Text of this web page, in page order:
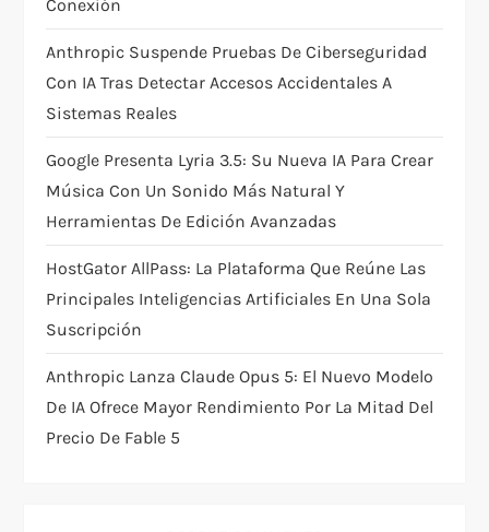
o
n
Conexión
Anthropic Suspende Pruebas De Ciberseguridad
Con IA Tras Detectar Accesos Accidentales A
Sistemas Reales
Google Presenta Lyria 3.5: Su Nueva IA Para Crear
Música Con Un Sonido Más Natural Y
Herramientas De Edición Avanzadas
HostGator AllPass: La Plataforma Que Reúne Las
Principales Inteligencias Artificiales En Una Sola
Suscripción
Anthropic Lanza Claude Opus 5: El Nuevo Modelo
De IA Ofrece Mayor Rendimiento Por La Mitad Del
Precio De Fable 5